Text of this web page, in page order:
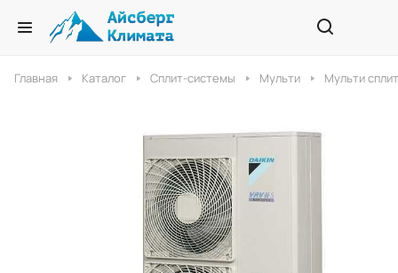
Главная Каталог Сплит-системы Мульти Мульти